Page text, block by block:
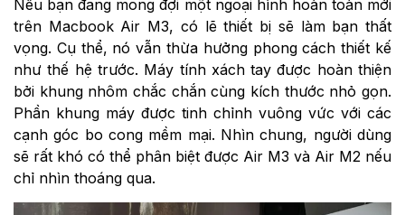
Nếu bạn đang mong đợi một ngoại hình hoàn toàn mới
trên Macbook Air M3, có lẽ thiết bị sẽ làm bạn thất
vọng. Cụ thể, nó vẫn thừa hưởng phong cách thiết kế
như thế hệ trước. Máy tính xách tay được hoàn thiện
bởi khung nhôm chắc chắn cùng kích thước nhỏ gọn.
Phần khung máy được tinh chỉnh vuông vức với các
cạnh góc bo cong mềm mại. Nhìn chung, người dùng
sẽ rất khó có thể phân biệt được Air M3 và Air M2 nếu
chỉ nhìn thoáng qua.